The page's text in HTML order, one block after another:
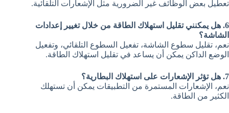
تعطيل بعض الوظائف غير الضرورية مثل الإشعارات التلقائية.
6. هل يمكنني تقليل استهلاك الطاقة من خلال تغيير إعدادات
الشاشة؟
نعم، تقليل سطوع الشاشة، تفعيل السطوع التلقائي، وتفعيل
الوضع الداكن يمكن أن يساعد في تقليل استهلاك الطاقة.
7. هل تؤثر الإشعارات على استهلاك البطارية؟
نعم، الإشعارات المستمرة من التطبيقات يمكن أن تستهلك
الكثير من الطاقة.